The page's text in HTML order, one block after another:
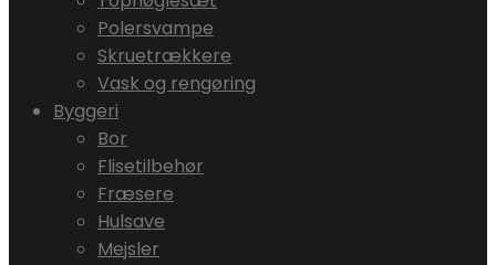
Polersvampe
Skruetrækkere
Vask og rengøring
Byggeri
Bor
Flisetilbehør
Fræsere
Hulsave
Mejsler